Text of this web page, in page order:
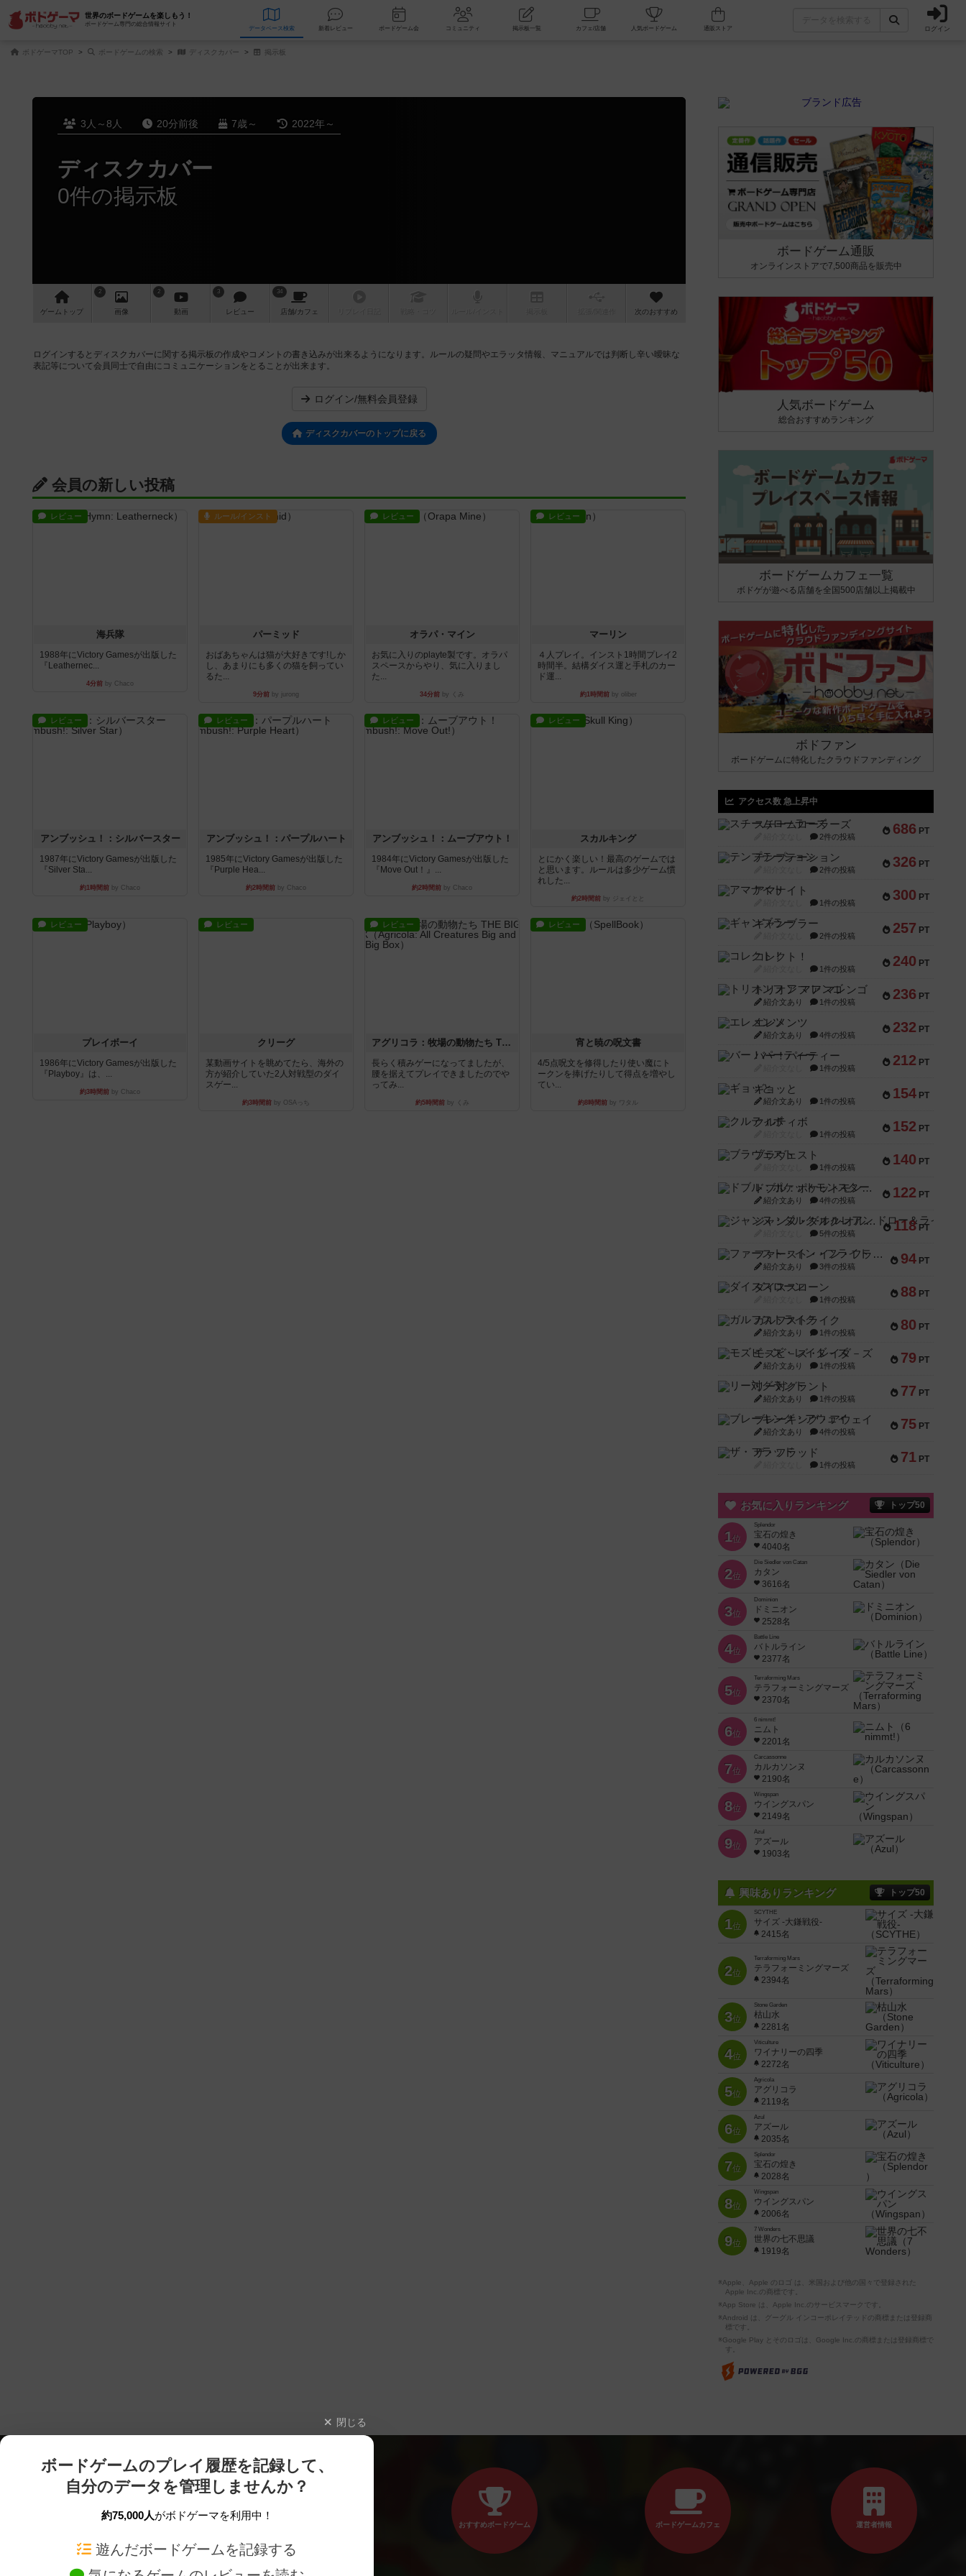
世界のボードゲームを楽しもう！
ボードゲーム専門の総合情報サイト
データベース 検索 新着レビュー ボードゲーム会 コミュニティ 掲示板一覧 カフェ/店舗 人気ボードゲーム ログイン
ボドゲーマTOP ボードゲームの検索 ディスクカバー 掲示板
3人～8人 20分前後 7歳～ 2022年～
ディスクカバー
0件の掲示板
ゲーム トップ
2
画像
2
動画
3
レビュー
34
店舗/カフェ 次のおすすめ
ログインするとディスクカバーに関する掲示板の作成やコメントの書き込みが出来るようになります。ルールの疑問やエラッタ情報、マニュアルでは判断し辛い曖昧な
表記等について会員同士で自由にコミュニケーションをとることが出来ます。
ログイン/無料会員登録
ディスクカバーのトップに戻る
会員の新しい投稿
レビュー
海兵隊
1988年にVictory Gamesが出版した
『Leathernec...
4分前 by Chaco
ルール/インスト
パーミッド
おばあちゃんは猫が大好きです!しか
し、あまりにも多くの猫を飼ってい
るた...
9分前 by jurong
レビュー
オラパ・マイン
お気に入りのplayte製です。オラパ
スペースからやり、気に入りまし
た...
34分前 by くみ
レビュー
マーリン
４人プレイ。インスト1時間プレイ2
時間半。結構ダイス運と手札のカー
ド運...
約1時間前by oliber
レビュー
アンブッシュ！：シルバースター
1987年にVictory Gamesが出版した
『Silver Sta...
約1時間前 by Chaco
レビュー
アンブッシュ！：パープルハート
1985年にVictory Gamesが出版した
『Purple Hea...
約2時間前 by Chaco
レビュー
アンブッシュ！：ムーブアウト！
1984年にVictory Gamesが出版した
『Move Out！』...
約2時間前 by Chaco
レビュー
スカルキング
とにかく楽しい！最高のゲームでは
と思います。ルールは多少ゲーム慣
れした...
約2時間前 by ジェイとと
レビュー
プレイボーイ
1986年にVictory Gamesが出版した
『Playboy』は、...
約3時間前 by Chaco
レビュー
クリーグ
某動画サイトを眺めてたら、海外の
方が紹介していた2人対戦型のダイ
スゲー...
約3時間前 by OSAっち
レビュー
アグリコラ：牧場の動物たち THE BIG BOX
長らく積みゲーになってましたが、
腰を据えてプレイできましたのでや
ってみ...
約5時間前by くみ
レビュー
宵と暁の呪文書
4/5点呪文を修得したり使い魔にト
ークンを捧げたりして得点を増やし
てい...
約8時間前 by ワタル
ボードゲーム通販
オンラインストアで7,500商品を販売中
人気ボードゲーム
総合おすすめランキング
ボードゲームカフェ一覧
ボドゲが遊べる店舗を全国500店舗以上掲載中
ボドファン
ボードゲームに特化したクラウドファンディング
アクセス数 急上昇中
686 PT
スチームローラーズ
2件の投稿
326 PT
テンプテーション
2件の投稿
300 PT
アマナイト
1件の投稿
257 PT
ギャンブラー
2件の投稿
240 PT
コレクト！
1件の投稿
236 PT
トリオンフ ア マレンゴ
紹介文あり 1件の投稿
232 PT
エレメンツ
紹介文あり 4件の投稿
212 PT
バー！パーティー
1件の投稿
154 PT
ギョッと
紹介文あり 1件の投稿
152 PT
クルティボ
1件の投稿
140 PT
ブラヴェスト
1件の投稿
122 PT
ドブル：ポケットモンスター
紹介文あり 4件の投稿
118 PT
ジャンヌ・ダルク-オルレアン ドロー＆ライト
5件の投稿
94 PT
ファースト・イン・フライト
紹介文あり 3件の投稿
88 PT
ダイススローン
1件の投稿
80 PT
ガルフストライク
紹介文あり 1件の投稿
79 PT
モズビ－ズ・レイダ－ズ
紹介文あり 1件の投稿
77 PT
リー対グラント
紹介文あり 1件の投稿
75 PT
ブレーキング・アウェイ
紹介文あり 4件の投稿
71 PT
ザ・フラッド
1件の投稿
お気に入りランキング トップ50
1位
Splendor
宝石の煌き
4040名
2位
Die Siedler von Catan
カタン
3616名
3位
Dominion
ドミニオン
2528名
4位
Battle Line
バトルライン
2377名
5位
Terraforming Mars
テラフォーミングマーズ
2370名
6位
6 nimmt!
ニムト
2201名
7位
Carcassonne
カルカソンヌ
2190名
8位
Wingspan
ウイングスパン
2149名
9位
Azul
アズール
1903名
興味ありランキング トップ50
1位
SCYTHE
サイズ -大鎌戦役-
2415名
2位
Terraforming Mars
テラフォーミングマーズ
2394名
3位
Stone Garden
枯山水
2281名
4位
Viticulture
ワイナリーの四季
2272名
5位
Agricola
アグリコラ
2119名
6位
Azul
アズール
2035名
7位
Splendor
宝石の煌き
2028名
8位
Wingspan
ウイングスパン
2006名
9位
7 Wonders
世界の七不思議
1919名
※Apple、Apple のロゴ は、米国および他の国々で登録された
Apple Inc.の商標です。
※App Store は、Apple Inc.のサービスマークです。
※Android は、グーグル インコーポレイテッドの商標または登録商
標です。
※Google Play とそのロゴは、Google Inc.の商標または登録商標で
す。
閉じる
ボードゲームのプレイ履歴を記録して、
自分のデータを管理しませんか？
約75,000人がボドゲーマを利用中！
遊んだボードゲームを記録する
おすすめボードゲーム ボードゲームカフェ 運営者情報